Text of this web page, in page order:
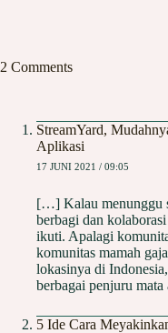
2 Comments
StreamYard,
Aplikasi
17 JUNI 2021 / 09:05
[…] Kalau menunggu
berbagi dan
ikuti. Apalagi
komunitas mamah
lokasinya di
berbagai penjuru
5 Ide Cara